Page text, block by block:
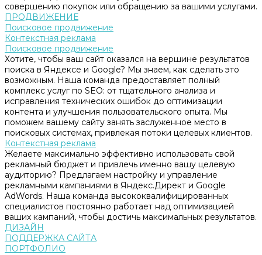
совершению покупок или обращению за вашими услугами.
ПРОДВИЖЕНИЕ
Поисковое продвижение
Контекстная реклама
Поисковое продвижение
Хотите, чтобы ваш сайт оказался на вершине результатов
поиска в Яндексе и Google? Мы знаем, как сделать это
возможным. Наша команда предоставляет полный
комплекс услуг по SEO: от тщательного анализа и
исправления технических ошибок до оптимизации
контента и улучшения пользовательского опыта. Мы
поможем вашему сайту занять заслуженное место в
поисковых системах, привлекая потоки целевых клиентов.
Контекстная реклама
Желаете максимально эффективно использовать свой
рекламный бюджет и привлечь именно вашу целевую
аудиторию? Предлагаем настройку и управление
рекламными кампаниями в Яндекс.Директ и Google
AdWords. Наша команда высококвалифицированных
специалистов постоянно работает над оптимизацией
ваших кампаний, чтобы достичь максимальных результатов.
ДИЗАЙН
ПОДДЕРЖКА САЙТА
ПОРТФОЛИО